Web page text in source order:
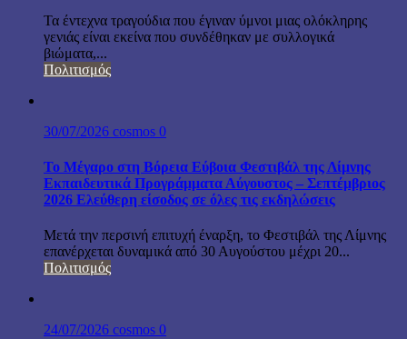
Τα έντεχνα τραγούδια που έγιναν ύμνοι μιας ολόκληρης
γενιάς είναι εκείνα που συνδέθηκαν με συλλογικά
βιώματα,...
Πολιτισμός
30/07/2026 cosmos 0
Το Μέγαρο στη Βόρεια Εύβοια Φεστιβάλ της Λίμνης
Εκπαιδευτικά Προγράμματα Αύγουστος – Σεπτέμβριος
2026 Ελεύθερη είσοδος σε όλες τις εκδηλώσεις
Μετά την περσινή επιτυχή έναρξη, το Φεστιβάλ της Λίμνης
επανέρχεται δυναμικά από 30 Αυγούστου μέχρι 20...
Πολιτισμός
24/07/2026 cosmos 0